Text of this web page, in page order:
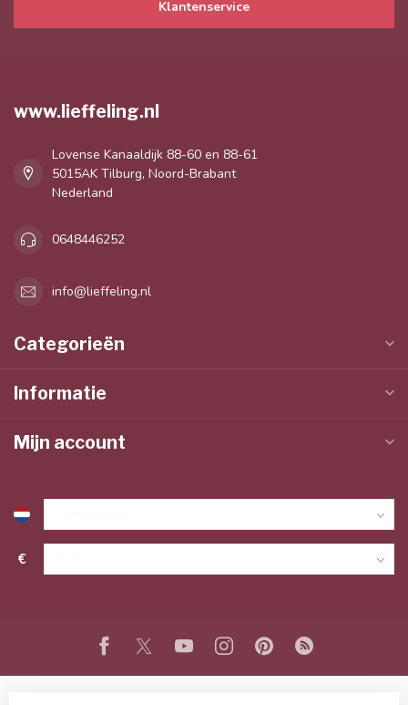
Klantenservice
www.lieffeling.nl
Lovense Kanaaldijk 88-60 en 88-61
5015AK Tilburg, Noord-Brabant
Nederland
0648446252
info@lieffeling.nl
Categorieën
Informatie
Mijn account
€